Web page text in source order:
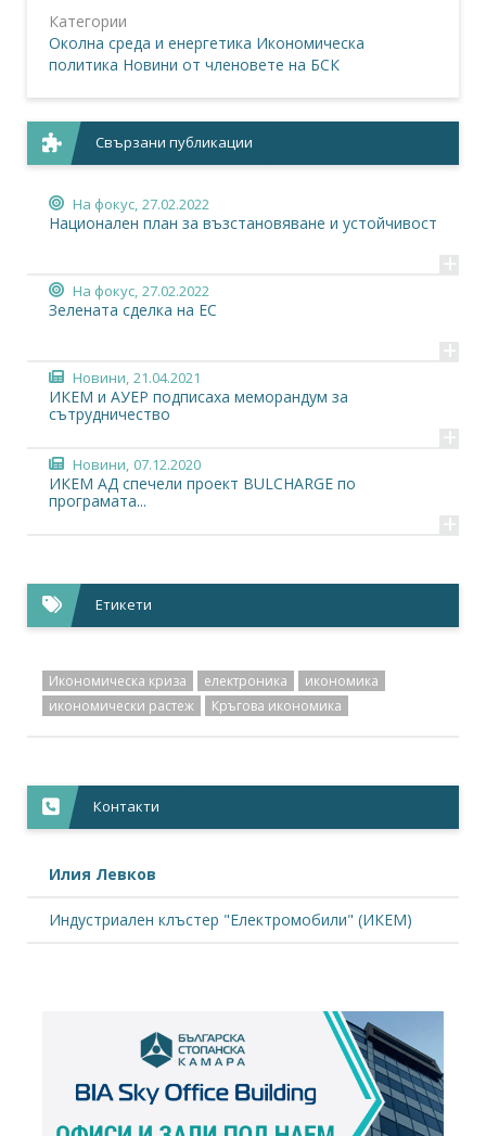
Категории
Околна среда и енергетика Икономическа
политика Новини от членовете на БСК
Свързани публикации
На фокус, 27.02.2022
Национален план за възстановяване и устойчивост
+
На фокус, 27.02.2022
Зелената сделка на ЕС
+
Новини, 21.04.2021
ИКЕМ и АУЕР подписаха меморандум за
сътрудничество
+
Новини, 07.12.2020
ИКЕМ АД спечели проект BULCHARGE по
програмата...
+
Етикети
Икономическа криза електроника
икономика
икономически растеж
Кръгова икономика
Контакти
Илия Левков
Индустриален клъстер "Електромобили" (ИКЕМ)